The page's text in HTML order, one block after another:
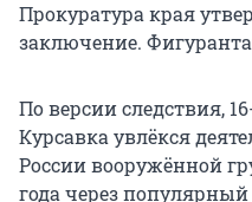
Прокуратура края
заключение.
По версии следствия,
Курсавка увлёкся
России вооружённой
года через